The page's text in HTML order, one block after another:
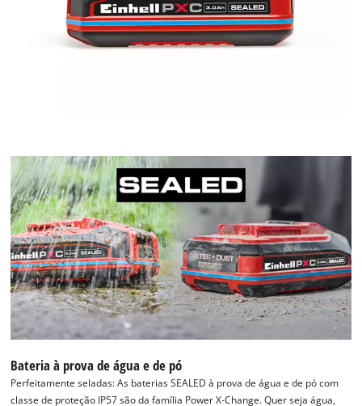
Bateria à prova de água e de pó
Perfeitamente seladas: As baterias SEALED à prova de água e de pó com
classe de proteção IP57 são da família Power X-Change. Quer seja água,